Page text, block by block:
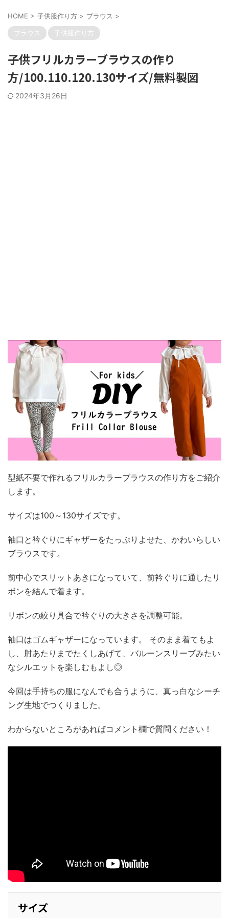
HOME > 子供服作り方 > ブラウス >
ブラウス 子供服作り方
子供フリルカラーブラウスの作り
方/100.110.120.130サイズ/無料製図
2024年3月26日
型紙不要で作れるフリルカラーブラウスの作り方をご紹介
します。
サイズは100～130サイズです。
袖口と衿ぐりにギャザーをたっぷりよせた、かわいらしい
ブラウスです。
前中心でスリットあきになっていて、前衿ぐりに通したリ
ボンを結んで着ます。
リボンの絞り具合で衿ぐりの大きさを調整可能。
袖口はゴムギャザーになっています。 そのまま着てもよ
し、肘あたりまでたくしあげて、バルーンスリーブみたい
なシルエットを楽しむもよし◎
今回は手持ちの服になんでも合うように、真っ白なシーチ
ング生地でつくりました。
わからないところがあればコメント欄で質問ください！
サイズ